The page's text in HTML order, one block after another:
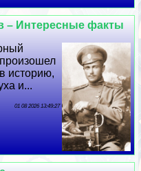
– Интересные факты
историю,
и...
01 08 2026 13:49:27